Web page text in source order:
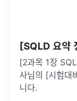
[SQLD 요약
[2과목 1장
사님의 [시험대
니다.